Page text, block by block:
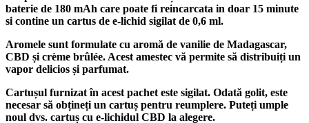
baterie de 180 mAh care poate fi reincarcata in doar 15 minute
si contine un cartus de e-lichid sigilat de 0,6 ml.
Aromele sunt formulate cu aromă de vanilie de Madagascar,
CBD și crème brûlée. Acest amestec vă permite să distribuiți un
vapor delicios și parfumat.
Cartușul furnizat în acest pachet este sigilat. Odată golit, este
necesar să obțineți un cartuș pentru reumplere. Puteți umple
noul dvs. cartuș cu e-lichidul CBD la alegere.